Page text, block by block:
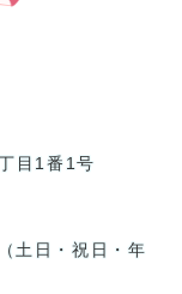
目1番1号
土日・祝日・年